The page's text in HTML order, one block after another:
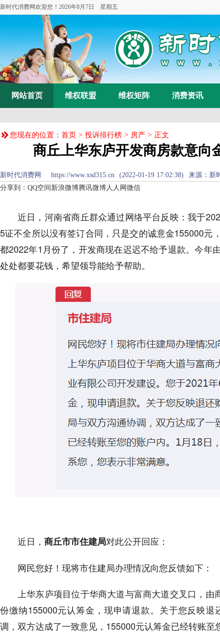
新时代消费网欢迎您！ 2026年8月7日 星期五
网站首页 维权联盟 维权矩阵 消费资讯
您现在的位置： 首页 > 投诉排行榜 > 房产 > 正文
商丘上华东庐开发商房款意向
新时代消费网 https://www.xsd315.cn (2022-01-19 17:02:38) 来源： 新
分享到： QQ空间 新浪微博腾讯微博人人网 微信
近日，河南省商丘群众通过网络平台反映：我于
5证不全所以没有签订合同，只是交的诚意金155000元
都2022年1月份了，开发商现在迟迟不给予退款。今年
处处都要花钱，希望领导能给予帮助。
近日， 商丘市市住建局对此公开回应：
网民您好！现将市住建局办理情况向您反馈如下：
上华东庐项目位于华商大道与富商大道交叉口，
份缴纳155000元认筹金，现申请退款。关于您反映
调，双方达成了一致意见，155000元认筹金已经转账至